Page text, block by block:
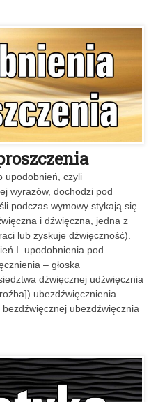
upodobnień, czyli
wyrazów, dochodzi pod
podczas wymowy stykają się
i dźwięczna, jedna z
lub zyskuje dźwięczność).
I. upodobnienia pod
– głoska
dźwięcznej udźwięcznia
ubezdźwięcznienia –
bezdźwięcznej ubezdźwięcznia